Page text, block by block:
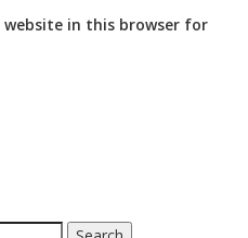
website in this browser for